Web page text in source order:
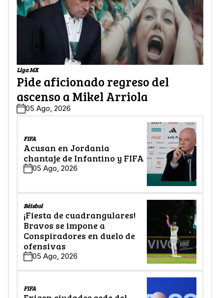
Liga MX
Pide aficionado regreso del
ascenso a Mikel Arriola
05 Ago, 2026
FIFA
Acusan en Jordania
chantaje de Infantino y FIFA
05 Ago, 2026
Béisbol
¡Fiesta de cuadrangulares!
Bravos se impone a
Conspiradores en duelo de
ofensivas
05 Ago, 2026
FIFA